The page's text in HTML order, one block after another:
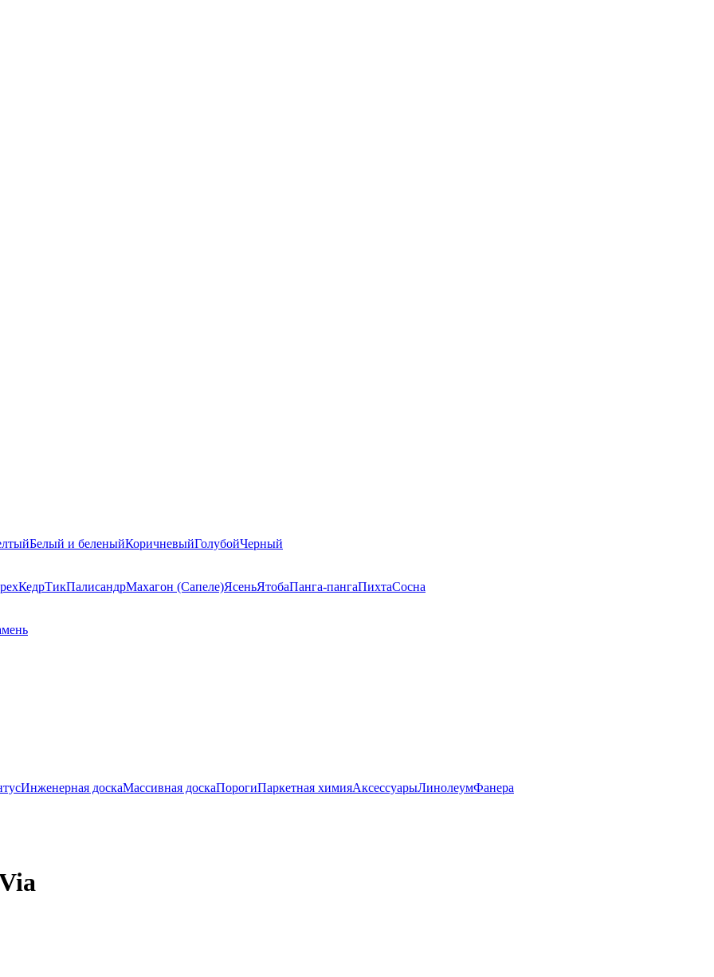
Белый и беленыйКоричневыйГолубойЧерный
КедрТикПалисандрМахагон (Сапеле)ЯсеньЯтобаПанга-пангаПихтаСосна
Инженерная доскаМассивная доскаПорогиПаркетная химияАксессуарыЛинолеумФанера